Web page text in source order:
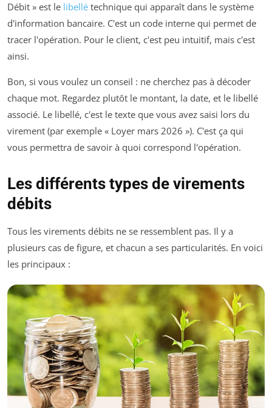
Débit » est le libellé technique qui apparaît dans le système
d'information bancaire. C'est un code interne qui permet de
tracer l'opération. Pour le client, c'est peu intuitif, mais c'est
ainsi.
Bon, si vous voulez un conseil : ne cherchez pas à décoder
chaque mot. Regardez plutôt le montant, la date, et le libellé
associé. Le libellé, c'est le texte que vous avez saisi lors du
virement (par exemple « Loyer mars 2026 »). C'est ça qui
vous permettra de savoir à quoi correspond l'opération.
Les différents types de virements
débits
Tous les virements débits ne se ressemblent pas. Il y a
plusieurs cas de figure, et chacun a ses particularités. En voici
les principaux :